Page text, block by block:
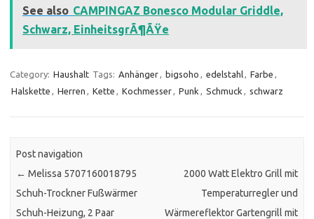
See also CAMPINGAZ Bonesco Modular Griddle,
Schwarz, EinheitsgrÃ¶ÃŸe
Category: Haushalt Tags: Anhänger, bigsoho , edelstahl, Farbe ,
Halskette , Herren , Kette , Kochmesser, Punk , Schmuck , schwarz
Post navigation
← Melissa 5707160018795
Schuh-Trockner Fußwärmer
Schuh-Heizung, 2 Paar
2000 Watt Elektro Grill mit
Temperaturregler und
Wärmereflektor Gartengrill mit